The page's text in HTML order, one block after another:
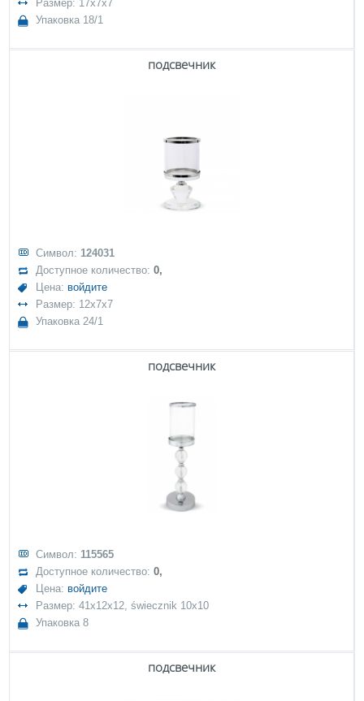
Размер: 17x7x7
Упаковка 18/1
подсвечник
Символ: 124031
Доступное количество:0,
Цена: войдите
Размер: 12x7x7
Упаковка 24/1
подсвечник
Символ: 115565
Доступное количество:0,
Цена: войдите
Размер: 41x12x12, świecznik 10x10
Упаковка 8
подсвечник